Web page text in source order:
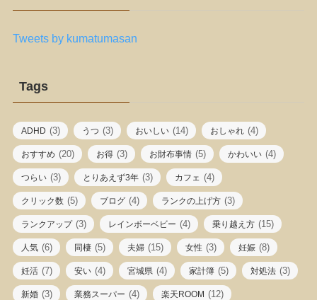
Tweets by kumatumasan
Tags
ADHD (3) うつ (3) おいしい (14) おしゃれ (4)
おすすめ (20) お得 (3) お財布事情 (5) かわいい (4)
つらい (3) とりあえず3年 (3) カフェ (4)
クリック数 (5) ブログ (4) ランクの上げ方 (3)
ランクアップ(3) レインボーベビー (4) 乗り越え方 (15)
人気 (6) 同棲 (5) 夫婦 (15) 女性 (3) 妊娠 (8)
妊活 (7) 安い (4) 宮城県 (4) 家計簿 (5) 対処法 (3)
新婚 (3) 業務スーパー (4) 楽天ROOM (12)